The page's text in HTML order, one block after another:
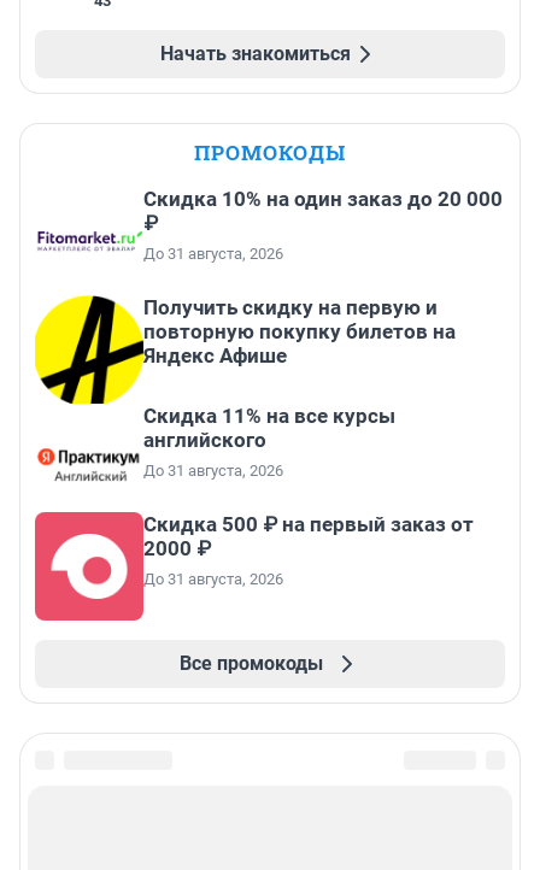
Начать знакомиться
ПРОМОКОДЫ
Скидка 10% на один заказ до 20 000
₽
До 31 августа, 2026
Получить скидку на первую и
повторную покупку билетов на
Яндекс Афише
Скидка 11% на все курсы
английского
До 31 августа, 2026
Скидка 500 ₽ на первый заказ от
2000 ₽
До 31 августа, 2026
Все промокоды